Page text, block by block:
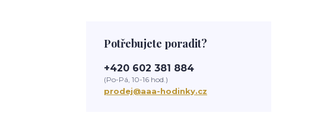
Potřebujete poradit?
+420 602 381 884
(Po-Pá, 10-16 hod.)
prodej@aaa-hodinky.cz